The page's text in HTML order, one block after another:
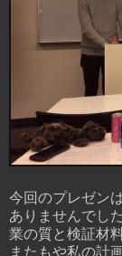
今回のプレゼン
ありませんでし
業の質と検証材
またもや私の計